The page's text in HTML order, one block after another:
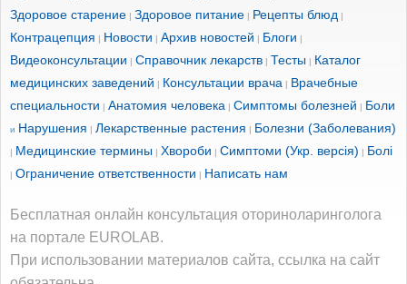
Здоровое старение | Здоровое питание | Рецепты блюд |
Контрацепция | Новости | Архив новостей | Блоги |
Видеоконсультации | Справочник лекарств | Тесты | Каталог
медицинских заведений | Консультации врача | Врачебные
специальности | Анатомия человека | Симптомы болезней | Боли
и Нарушения | Лекарственные растения | Болезни (Заболевания)
| Медицинские термины | Хвороби | Симптоми (Укр. версія) | Болі
| Ограничение ответственности | Написать нам
Бесплатная онлайн консультация оториноларинголога
на портале EUROLAB.
При использовании материалов сайта, ссылка на сайт